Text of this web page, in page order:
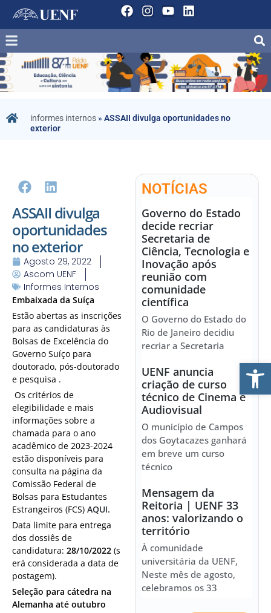
informes internos »ASSAII divulga oportunidades no
exterior
ASSAII divulga
oportunidades
no exterior
Agosto 29, 2022
Ascom UENF
Informes Internos
Embaixada da Suíça
Estão abertas as inscrições
para as candidaturas às
Bolsas de Excelência do
Governo Suíço para
doutorado, pós-doutorado
e pesquisa .
Os critérios de
elegibilidade e mais
informações sobre a
chamada para o ano
acadêmico de 2023-2024
estão disponíveis para
consulta na página da
Comissão Federal de
Bolsas para Estudantes
Estrangeiros (FCS) AQUI.
Data limite para entrega
dos dossiês de
candidatura: 28/10/2022 (s
erá considerada a data de
postagem).
Seleção para cátedra na
Alemanha até outubro
NOTÍCIAS
Governo do Estado
decide recriar
Secretaria de
Ciência, Tecnologia e
Inovação após
reunião com
comunidade
científica
O Governo do Estado do
Rio de Janeiro decidiu
recriar a Secretaria
UENF anuncia
criação de curso
técnico de Cinema e
Audiovisual
O município de Campos
dos Goytacazes ganhará
em breve um curso
técnico
Mensagem da
Reitoria | UENF 33
anos: valorizando o
território
À comunidade
universitária da UENF,
Neste mês de agosto,
celebramos os 33